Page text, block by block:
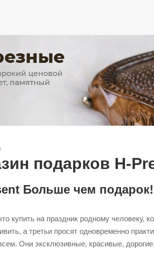
подарков H-
Больше чем подарок!
купить на праздник родному человеку,
а третьи просят одновременно
Они эксклюзивные, красивые,